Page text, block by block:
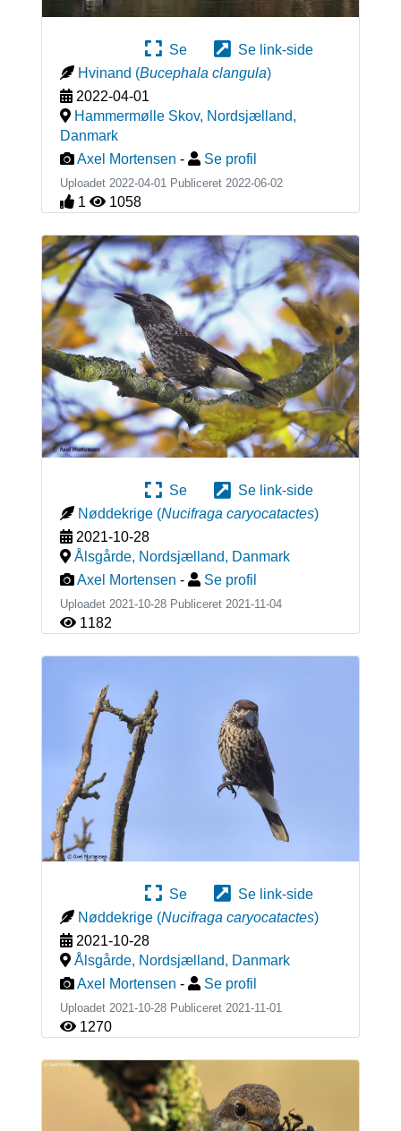
Se
Se link-side
Hvinand (Bucephala clangula)
2022-04-01
Hammermølle Skov, Nordsjælland,
Danmark
Axel Mortensen - Se profil
Uploadet 2022-04-01 Publiceret 2022-06-02
1 1058
Se
Se link-side
Nøddekrige (Nucifraga caryocatactes)
2021-10-28
Ålsgårde, Nordsjælland, Danmark
Axel Mortensen - Se profil
Uploadet 2021-10-28 Publiceret 2021-11-04
1182
Se
Se link-side
Nøddekrige (Nucifraga caryocatactes)
2021-10-28
Ålsgårde, Nordsjælland, Danmark
Axel Mortensen - Se profil
Uploadet 2021-10-28 Publiceret 2021-11-01
1270